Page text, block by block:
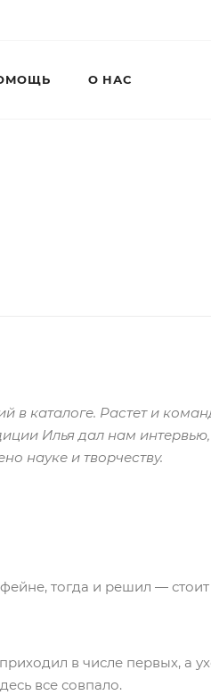
О НАС
в каталоге. Растет и
Илья дал нам
науке и творчеству.
тогда и решил —
в числе первых, а
все совпало.